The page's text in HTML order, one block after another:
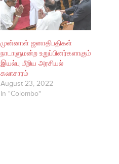
முன்னாள் ஜனாதிபதிகள்
நாடாளுமன்ற உறுப்பினர்களாகும்
இயல்பு மீறிய அரசியல்
கலாசாரம்
August 23, 2022
In "Colombo"